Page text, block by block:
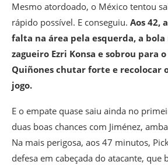
Mesmo atordoado, o México tentou
rápido possível. E conseguiu. Aos 42,
falta na área pela esquerda, a bola
zagueiro Ezri Konsa e sobrou para
Quiñones chutar forte e recolocar
jogo.
E o empate quase saiu ainda no
duas boas chances com Jiménez,
Na mais perigosa, aos 47 minutos,
defesa em cabeçada do atacante, que